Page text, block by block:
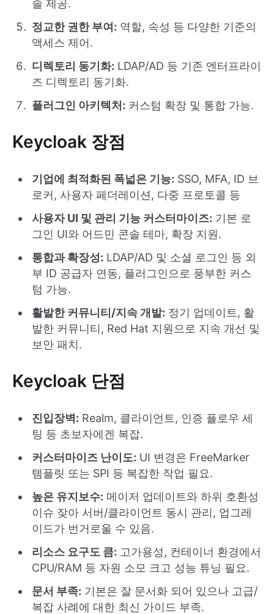
솔 제공.
정교한 권한 부여: 역할, 속성 등 다양한 기준의
액세스 제어.
디렉토리 동기화: LDAP/AD 등 기존 엔터프라이
즈 디렉토리 동기화.
플러그인 아키텍처: 커스텀 확장 및 통합 가능.
Keycloak 장점
기업에 최적화된 폭넓은 기능: SSO, MFA, ID 브
로커, 사용자 페더레이션, 다중 프로토콜 등
사용자 UI 및 관리 기능 커스터마이즈: 기본 로
그인 UI와 어드민 콘솔 테마, 확장 지원.
통합과 확장성: LDAP/AD 및 소셜 로그인 등 외
부 ID 공급자 연동, 플러그인으로 풍부한 커스
텀 가능.
활발한 커뮤니티/지속 개발: 정기 업데이트, 활
발한 커뮤니티, Red Hat 지원으로 지속 개선 및
보안 패치.
Keycloak 단점
진입장벽: Realm, 클라이언트, 인증 플로우 세
팅 등 초보자에겐 복잡.
커스터마이즈 난이도: UI 변경은 FreeMarker
템플릿 또는 SPI 등 복잡한 작업 필요.
높은 유지보수: 메이저 업데이트와 하위 호환성
이슈 잦아 서버/클라이언트 동시 관리, 업그레
이드가 번거로울 수 있음.
리소스 요구도 큼: 고가용성, 컨테이너 환경에서
CPU/RAM 등 자원 소모 크고 성능 튜닝 필요.
문서 부족: 기본은 잘 문서화 되어 있으나 고급/
복잡 사례에 대한 최신 가이드 부족.